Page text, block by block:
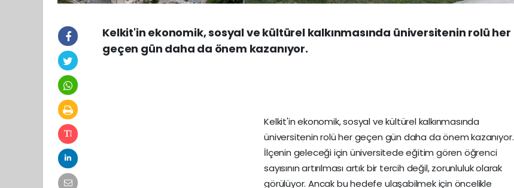
Kelkit'in ekonomik, sosyal ve kültürel kalkınmasında üniversitenin rolü her
geçen gün daha da önem kazanıyor.
Kelkit'in ekonomik, sosyal ve kültürel kalkınmasında
üniversitenin rolü her geçen gün daha da önem kazanıyor.
İlçenin geleceği için üniversitede eğitim gören öğrenci
sayısının artırılması artık bir tercih değil, zorunluluk olarak
görülüyor. Ancak bu hedefe ulaşabilmek için öncelikle